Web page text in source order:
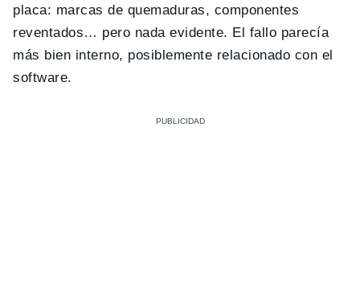
placa: marcas de quemaduras, componentes
reventados… pero nada evidente. El fallo parecía
más bien interno, posiblemente relacionado con el
software.